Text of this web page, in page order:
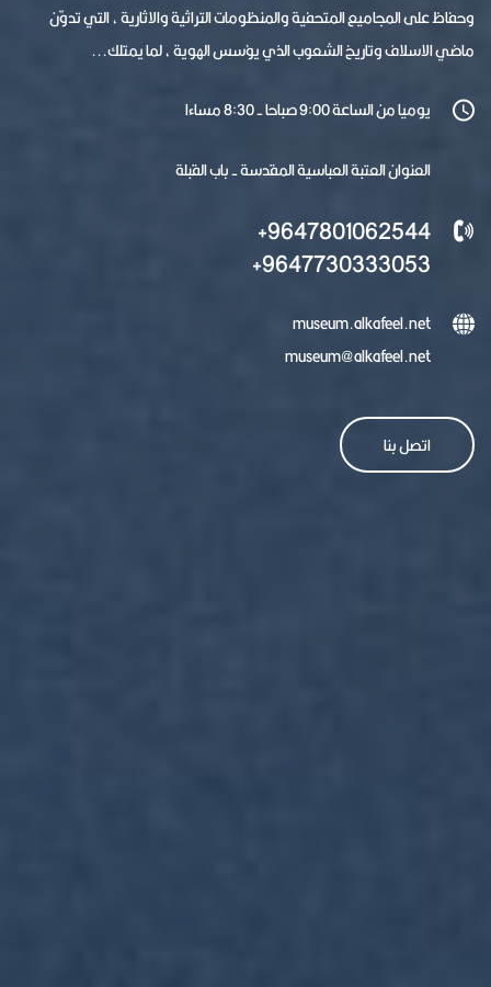
وحفاظ على المجاميع المتحفية والمنظومات التراثية والاثارية ، التي تدوّن
ماضي الاسلاف وتاريخ الشعوب الذي يؤسس الهوية ، لما يمتلك...
يوميا من الساعة 9:00 صباحا - 8:30 مساءا
العنوان العتبة العباسية المقدسة - باب القبلة
9647801062544+
9647730333053+
museum.alkafeel.net
museum@alkafeel.net
اتصل بنا